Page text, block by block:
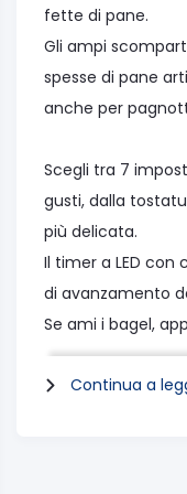
fette di pane.
Gli ampi
spesse di pane
anche per
Scegli tra 7
gusti, dalla
più delicata.
Il timer a LED
di avanzamento
Se ami i bagel,
intelligente
lato così da
Continua a